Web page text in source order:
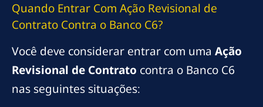
Quando Entrar Com Ação Revisional de
Contrato Contra o Banco C6?
Você deve considerar entrar com uma Ação
Revisional de Contrato contra o Banco C6
nas seguintes situações: